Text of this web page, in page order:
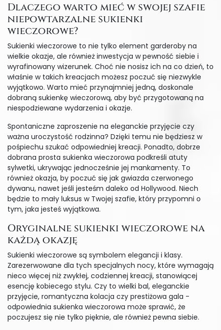
Dlaczego warto mieć w swojej szafie
niepowtarzalne sukienki
wieczorowe?
Sukienki wieczorowe to nie tylko element garderoby na
wielkie okazje, ale również inwestycja w pewność siebie i
wyrafinowany wizerunek. Choć nie nosisz ich na co dzień, to
właśnie w takich kreacjach możesz poczuć się niezwykle
wyjątkowo. Warto mieć przynajmniej jedną, doskonale
dobraną sukienkę wieczorową, aby być przygotowaną na
niespodziewane wydarzenia i okazje.
Spontaniczne zaproszenie na eleganckie przyjęcie czy
ważna uroczystość rodzinna? Dzięki temu nie będziesz w
pośpiechu szukać odpowiedniej kreacji. Ponadto, dobrze
dobrana prosta sukienka wieczorowa podkreśli atuty
sylwetki, ukrywając jednocześnie jej mankamenty. To
również okazja, by poczuć się jak gwiazda czerwonego
dywanu, nawet jeśli jesteśm daleko od Hollywood. Niech
będzie to mały luksus w Twojej szafie, który przypomni o
tym, jaka jesteś wyjątkowa.
Oryginalne sukienki wieczorowe na
każdą okazję
Sukienki wieczorowe są symbolem elegancji i klasy.
Zarezerwowane dla tych specjalnych nocy, które wymagają
nieco więcej niż zwykłej, codziennej kreacji, stanowiącej
esencję kobiecego stylu. Czy to wielki bal, eleganckie
przyjęcie, romantyczna kolacja czy prestiżowa gala -
odpowiednia sukienka wieczorowa może sprawić, że
poczujesz się nie tylko pięknie, ale również pewna siebie.